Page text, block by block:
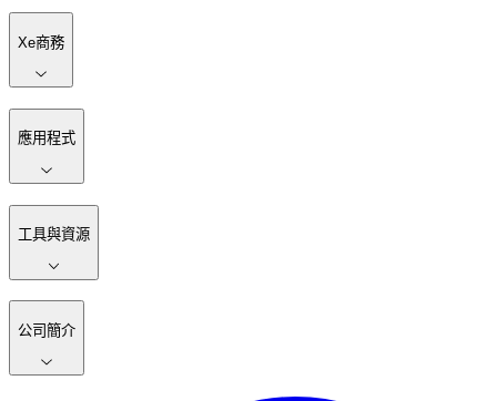
Xe商務
應用程式
工具與資源
公司簡介